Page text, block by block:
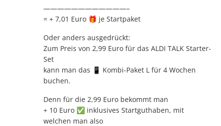
————————————–
= + 7,01 Euro 🎁 je Startpaket
Oder anders ausgedrückt:
Zum Preis von 2,99 Euro für das ALDI TALK Starter-
Set
kann man das 📱 Kombi-Paket L für 4 Wochen
buchen.
Denn für die 2,99 Euro bekommt man
+ 10 Euro ✅ inklusives Startguthaben, mit
welchen man also